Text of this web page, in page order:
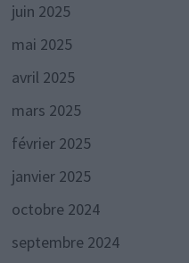
juin 2025
mai 2025
avril 2025
mars 2025
février 2025
janvier 2025
octobre 2024
septembre 2024